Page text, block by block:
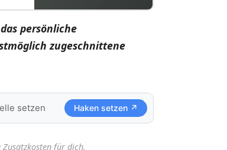
persönliche
zugeschnittene
setzen Haken setzen ↗
für dich.